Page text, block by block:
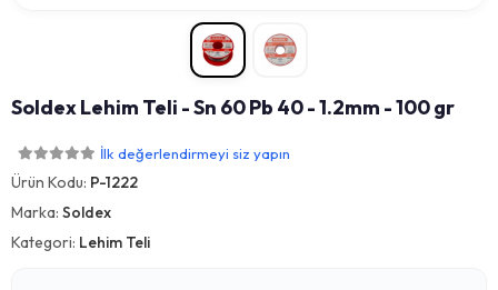
Soldex Lehim Teli - Sn 60 Pb 40 - 1.2mm - 100 gr
İlk değerlendirmeyi siz yapın
Ürün Kodu: P-1222
Marka: Soldex
Kategori: Lehim Teli